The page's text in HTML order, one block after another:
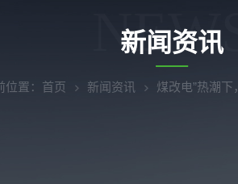
NEWS
新闻资讯
位置： 首页 新闻资讯 煤改电”热潮下